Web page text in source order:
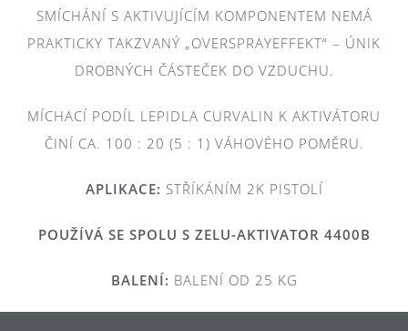
SMÍCHÁNÍ S AKTIVUJÍCÍM KOMPONENTEM NEMÁ
PRAKTICKY TAKZVANÝ „OVERSPRAYEFFEKT“ – ÚNIK
DROBNÝCH ČÁSTEČEK DO VZDUCHU.
MÍCHACÍ PODÍL LEPIDLA CURVALIN K AKTIVÁTORU
ČINÍ CA. 100 : 20 (5 : 1) VÁHOVÉHO POMĚRU.
APLIKACE: STŘÍKÁNÍM 2K PISTOLÍ
POUŽÍVÁ SE SPOLU S ZELU-AKTIVATOR 4400B
BALENÍ: BALENÍ OD 25 KG